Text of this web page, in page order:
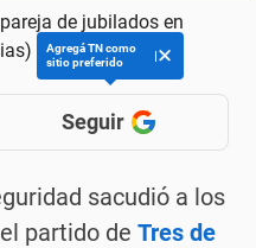
de jubilados en
Seguir
Agregá TN como
sitio preferido
sacudió a los
partido de Tres de